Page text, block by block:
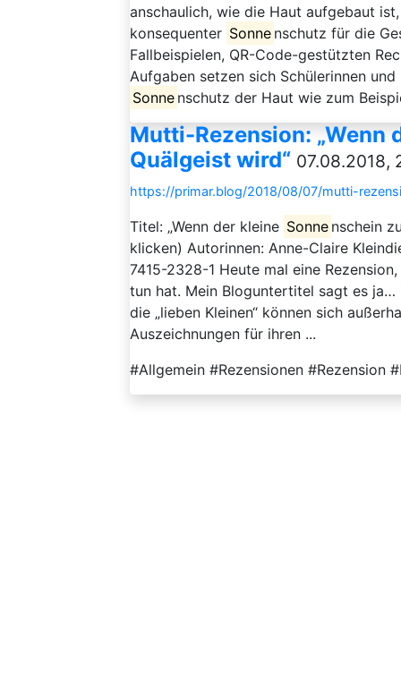
anschaulich, wie die Haut aufgebaut
konsequenter Sonne nschutz für die
Fallbeispielen, QR-Code-gestützten
Aufgaben setzen sich Schülerinnen
Sonne nschutz der Haut wie zum
Mutti-Rezension: „Wenn
Quälgeist wird“ 07.08.2018,
https://primar.blog/2018/08/07/mutti-
Titel: „Wenn der kleine Sonne nschein
klicken) Autorinnen: Anne-Claire
7415-2328-1 Heute mal eine
tun hat. Mein Bloguntertitel sagt es ja…
die „lieben Kleinen“ können sich
Auszeichnungen für ihren ...
#Allgemein #Rezensionen #Rezension